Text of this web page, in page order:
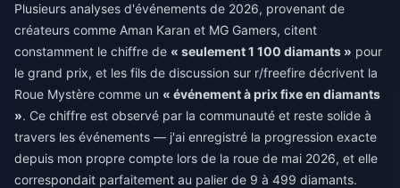
Plusieurs analyses d'événements de 2026, provenant de
créateurs comme Aman Karan et MG Gamers, citent
constamment le chiffre de « seulement 1 100 diamants » pour
le grand prix, et les fils de discussion sur r/freefire décrivent la
Roue Mystère comme un « événement à prix fixe en diamants
». Ce chiffre est observé par la communauté et reste solide à
travers les événements — j'ai enregistré la progression exacte
depuis mon propre compte lors de la roue de mai 2026, et elle
correspondait parfaitement au palier de 9 à 499 diamants.